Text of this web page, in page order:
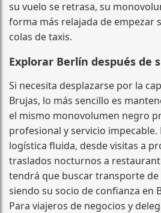
su vuelo se retrasa, su
forma más relajada de empezar
colas de taxis.
Explorar Berlín después de
Si necesita desplazarse por la
Brujas, lo más sencillo es
el mismo monovolumen negro
profesional y servicio
logística fluida, desde visitas a
traslados nocturnos a
tendrá que buscar transporte de
siendo su socio de confianza en
Para viajeros de negocios y